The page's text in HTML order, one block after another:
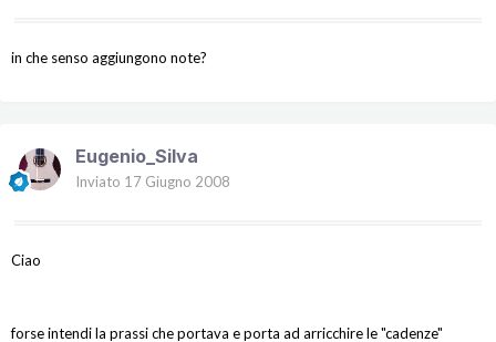
in che senso aggiungono note?
Eugenio_Silva
Inviato 17 Giugno 2008
Ciao
forse intendi la prassi che portava e porta ad arricchire le "cadenze"